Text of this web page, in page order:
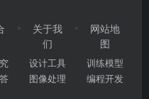
关于我
们
设计工具
图像处理
网站地
图
训练模型
编程开发